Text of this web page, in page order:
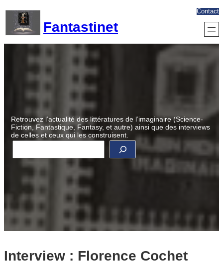
contenu
Fantastinet
Contact
Retrouvez l’actualité des littératures de l’imaginaire (Science-
Fiction, Fantastique, Fantasy, et autre) ainsi que des interviews
de celles et ceux qui les construisent.
R
c
Interview : Florence Cochet